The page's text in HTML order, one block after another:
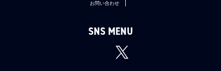
う。表情はいつもの“ボ～～～っ”ではあるが。
その間もムッタには様々な波があり、今度は一度は決ま
サインを取り戻すためにISS廃止署名を集めること・予
お問い合わせ
SNS MENU